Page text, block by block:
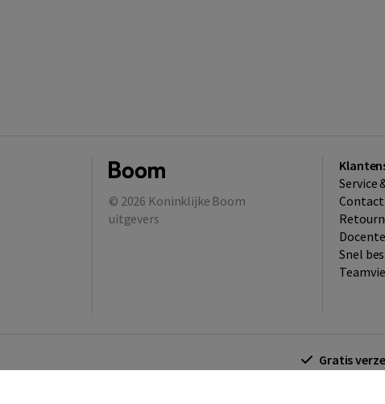
© 2026 Koninklijke Boom
uitgevers
Service
Contact
Snel
Gratis